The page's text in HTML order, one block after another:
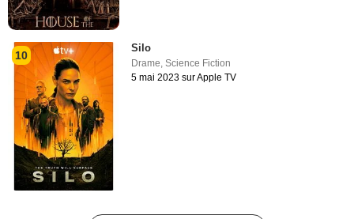
10
Silo
Drame,Science Fiction
5 mai 2023 sur Apple TV